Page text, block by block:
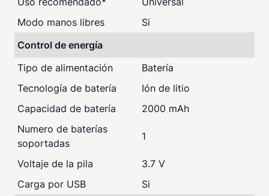
Modo manos libres
Si
Control de energía
Tipo de alimentación
Batería
Tecnología de batería
Ión de litio
Capacidad de batería
2000 mAh
Numero de baterías
soportadas
1
Voltaje de la pila
3.7 V
Carga por USB
Si